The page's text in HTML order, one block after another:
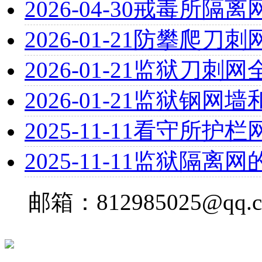
2026-04-30戒毒所隔离
2026-01-21 防攀爬刀刺
2026-01-21监狱刀刺网
2026-01-21监狱钢网墙
2025-11-11看守所护栏
2025-11-11监狱隔离网
邮箱：